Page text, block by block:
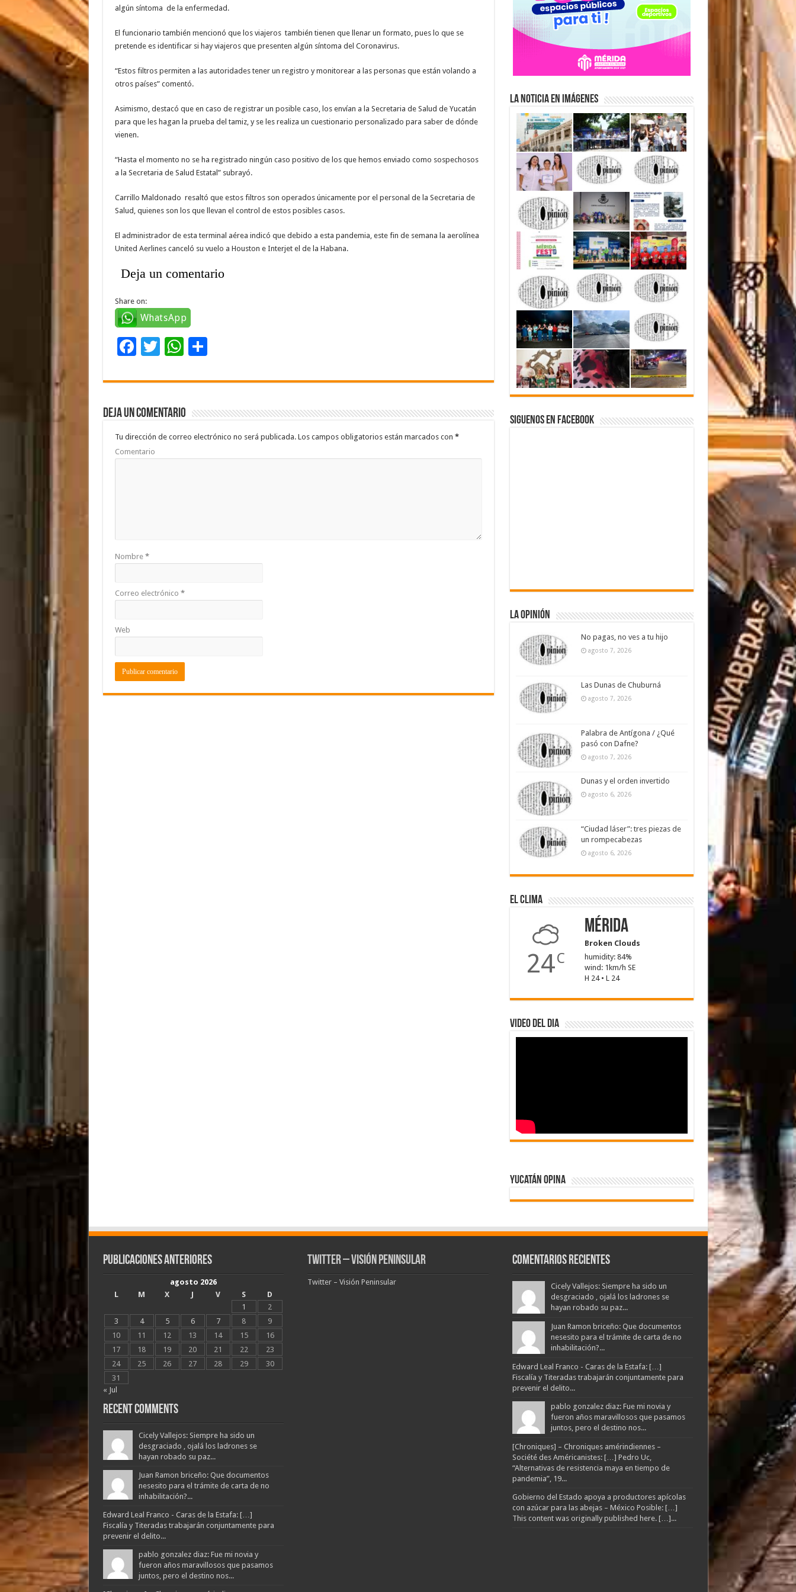
algún síntoma de la enfermedad.
El funcionario también mencionó que los viajeros también tienen que llenar un formato, pues lo que se
pretende es identificar si hay viajeros que presenten algún síntoma del Coronavirus.
“Estos filtros permiten a las autoridades tener un registro y monitorear a las personas que están volando a
otros países” comentó.
Asimismo, destacó que en caso de registrar un posible caso, los envían a la Secretaria de Salud de Yucatán
para que les hagan la prueba del tamiz, y se les realiza un cuestionario personalizado para saber de dónde
vienen.
“Hasta el momento no se ha registrado ningún caso positivo de los que hemos enviado como sospechosos
a la Secretaria de Salud Estatal” subrayó.
Carrillo Maldonado resaltó que estos filtros son operados únicamente por el personal de la Secretaria de
Salud, quienes son los que llevan el control de estos posibles casos.
El administrador de esta terminal aérea indicó que debido a esta pandemia, este fin de semana la aerolínea
United Aerlines canceló su vuelo a Houston e Interjet el de la Habana.
Deja un comentario
Share on:
WhatsApp
F
e
b
o
o
k
T
tt
er
W
at
sA
p
p
C
m
ar
ti
r
Deja un comentario
Tu dirección de correo electrónico no será publicada.Los campos obligatorios están marcados con *
Comentario
Nombre *
Correo electrónico *
Web
La Noticia en Imágenes
Siguenos en Facebook
La Opinión
No pagas, no ves a tu hijo
agosto 7, 2026
Las Dunas de Chuburná
agosto 7, 2026
Palabra de Antígona / ¿Qué
pasó con Dafne?
agosto 7, 2026
Dunas y el orden invertido
agosto 6, 2026
“Ciudad láser”: tres piezas de
un rompecabezas
agosto 6, 2026
El Clima
24C
Mérida
Broken Clouds
humidity: 84%
wind: 1km/h SE
H 24 • L 24
Video del dia
Yucatán Opina
Publicaciones Anteriores
agosto 2026
L
M X J V S
D
1
2
3
4 5 6 7 8
9
10
11 12 13 14 15
16
17
18 19 20 21 22
23
24
25 26 27 28 29
30
31
« Jul
Recent Comments
Cicely Vallejos: Siempre ha sido un
desgraciado , ojalá los ladrones se
hayan robado su paz...
Juan Ramon briceño: Que documentos
nesesito para el trámite de carta de no
inhabilitación?...
Edward Leal Franco - Caras de la Estafa: […]
Fiscalía y Titeradas trabajarán conjuntamente para
prevenir el delito...
pablo gonzalez diaz: Fue mi novia y
fueron años maravillosos que pasamos
juntos, pero el destino nos...
Twitter – Visión Peninsular
Twitter – Visión Peninsular
Comentarios Recientes
Cicely Vallejos: Siempre ha sido un
desgraciado , ojalá los ladrones se
hayan robado su paz...
Juan Ramon briceño: Que documentos
nesesito para el trámite de carta de no
inhabilitación?...
Edward Leal Franco - Caras de la Estafa: […]
Fiscalía y Titeradas trabajarán conjuntamente para
prevenir el delito...
pablo gonzalez diaz: Fue mi novia y
fueron años maravillosos que pasamos
juntos, pero el destino nos...
[Chroniques] – Chroniques amérindiennes –
Société des Américanistes: […] Pedro Uc,
“Alternativas de resistencia maya en tiempo de
pandemia”, 19...
Gobierno del Estado apoya a productores apícolas
con azúcar para las abejas – México Posible: […]
This content was originally published here. […]...